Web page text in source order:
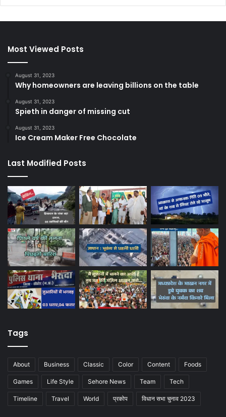
Most Viewed Posts
August 31, 2023
Why homeowners are leaving billions on the table
August 31, 2023
Spieth in danger of missing cut
August 31, 2023
Ice Cream Maker Free Chocolate
Last Modified Posts
Tags
About Business Classic Color Content Foods
Games Life Style Sehore News Team Tech
Timeline Travel World प्रकोप विधान सभा चुनाव 2023